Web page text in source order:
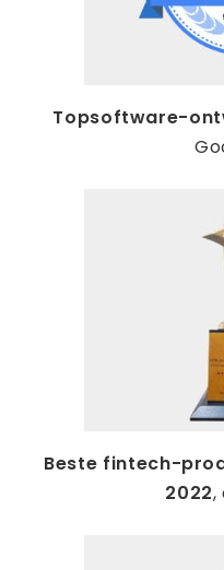
Topsoftware-
Beste fintech-
2022,